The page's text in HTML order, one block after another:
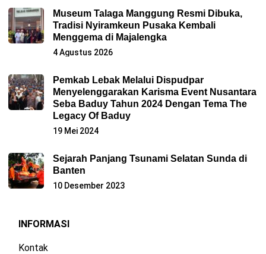
Museum Talaga Manggung Resmi Dibuka,
Tradisi Nyiramkeun Pusaka Kembali
Menggema di Majalengka
4 Agustus 2026
Pemkab Lebak Melalui Dispudpar
Menyelenggarakan Karisma Event Nusantara
Seba Baduy Tahun 2024 Dengan Tema The
Legacy Of Baduy
19 Mei 2024
Sejarah Panjang Tsunami Selatan Sunda di
Banten
10 Desember 2023
INFORMASI
Kontak